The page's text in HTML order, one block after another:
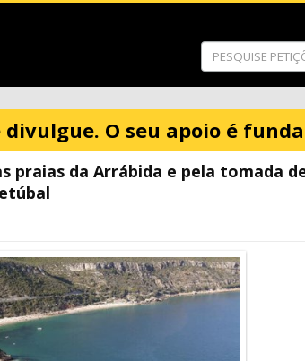
divulgue. O seu apoio é
praias da Arrábida e pela tomada